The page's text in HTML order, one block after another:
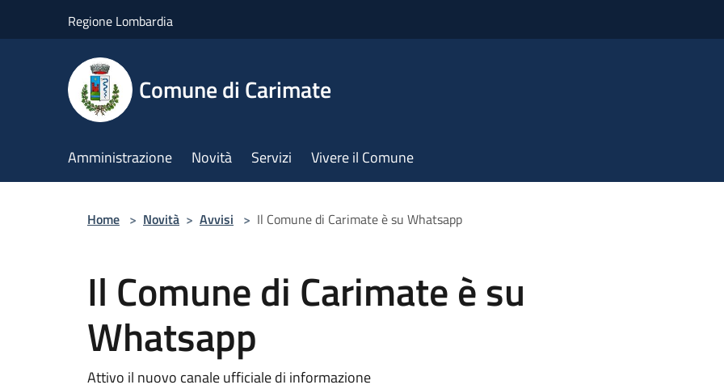
Regione Lombardia
Comune di Carimate
Amministrazione Novità Servizi Vivere il Comune
Home > Novità > Avvisi > Il Comune di Carimate è su Whatsapp
Il Comune di Carimate è su
Whatsapp
Attivo il nuovo canale ufficiale di informazione